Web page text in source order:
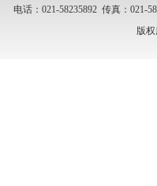
电话：021-58235892 传真：021-
版